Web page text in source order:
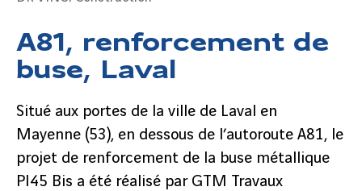
A81, renforcement de
buse, Laval
Situé aux portes de la ville de Laval en
Mayenne (53), en dessous de l’autoroute A81, le
projet de renforcement de la buse métallique
PI45 Bis a été réalisé par GTM Travaux